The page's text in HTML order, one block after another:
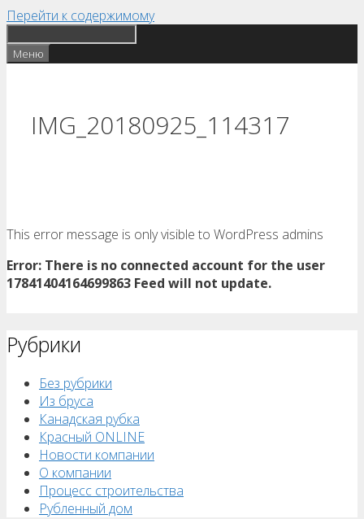
Перейти к содержимому
Меню
IMG_20180925_114317
This error message is only visible to WordPress admins
Error: There is no connected account for the user
17841404164699863 Feed will not update.
Рубрики
Без рубрики
Из бруса
Канадская рубка
Красный ONLINE
Новости компании
О компании
Процесс строительства
Рубленный дом